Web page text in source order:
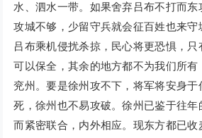
水、泗水一带。如果舍弃吕布不打而东
攻城不够，少留守兵就会征百姓也来守
吕布乘机侵扰杀掠，民心将更恐惧，
可以保全，其余的地方都不为我们所有
兖州。要是徐州攻不下，将军将安身于
死，徐州也不易攻破。徐州已鉴于往
而紧密联合，内外相应。现东方都已收